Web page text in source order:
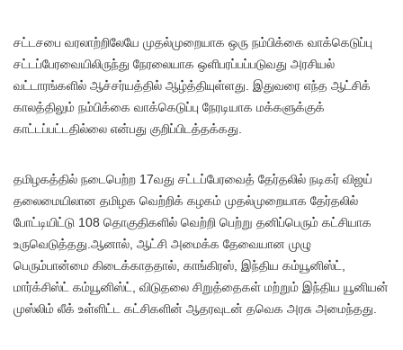
சட்டசபை வரலாற்றிலேயே முதல்முறையாக ஒரு நம்பிக்கை வாக்கெடுப்பு
சட்டப்பேரவையிலிருந்து நேரலையாக ஒளிபரப்பப்படுவது அரசியல்
வட்டாரங்களில் ஆச்சர்யத்தில் ஆழ்த்தியுள்ளது. இதுவரை எந்த ஆட்சிக்
காலத்திலும் நம்பிக்கை வாக்கெடுப்பு நேரடியாக மக்களுக்குக்
காட்டப்பட்டதில்லை என்பது குறிப்பிடத்தக்கது.
தமிழகத்தில் நடைபெற்ற 17வது சட்டப்பேரவைத் தேர்தலில் நடிகர் விஜய்
தலைமையிலான தமிழக வெற்றிக் கழகம் முதல்முறையாக தேர்தலில்
போட்டியிட்டு 108 தொகுதிகளில் வெற்றி பெற்று தனிப்பெரும் கட்சியாக
உருவெடுத்தது.ஆனால், ஆட்சி அமைக்க தேவையான முழு
பெரும்பான்மை கிடைக்காததால், காங்கிரஸ், இந்திய கம்யூனிஸ்ட்,
மார்க்சிஸ்ட் கம்யூனிஸ்ட், விடுதலை சிறுத்தைகள் மற்றும் இந்திய யூனியன்
முஸ்லிம் லீக் உள்ளிட்ட கட்சிகளின் ஆதரவுடன் தவெக அரசு அமைந்தது.